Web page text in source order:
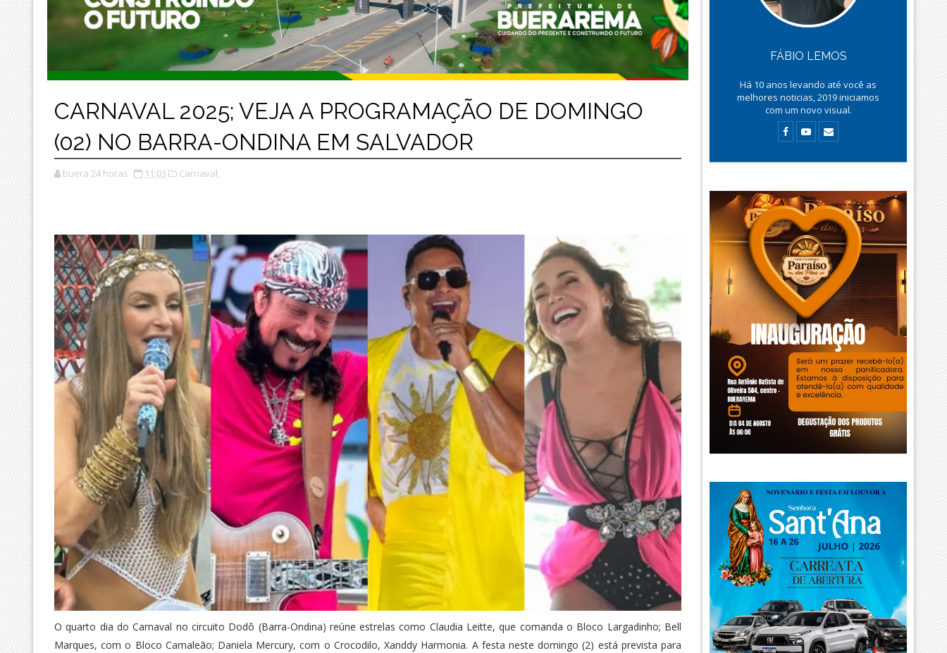
CARNAVAL 2025; VEJA A PROGRAMAÇÃO DE DOMINGO
(02) NO BARRA-ONDINA EM SALVADOR
buera 24 horas 11:03 Carnaval,
O quarto dia do Carnaval no circuito Dodô (Barra-Ondina) reúne estrelas como Claudia Leitte, que comanda o Bloco Largadinho; Bell
Marques, com o Bloco Camaleão; Daniela Mercury, com o Crocodilo, Xanddy Harmonia. A festa neste domingo (2) está prevista para
FÁBIO LEMOS
Há 10 anos levando até você as
melhores noticias, 2019 iniciamos
com um novo visual.